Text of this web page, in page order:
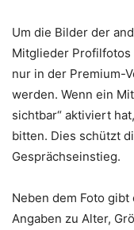
Um die Bilder der
Mitglieder Profilfotos
nur in der Premium-
werden. Wenn ein
sichtbar“ aktiviert
bitten. Dies schützt
Gesprächseinstieg.
Neben dem Foto gibt
Angaben zu Alter,